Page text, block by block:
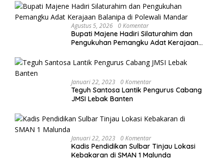
Agustus 5, 2026 0 Komentar
Bupati Majene Hadiri Silaturahim dan
Pengukuhan Pemangku Adat Kerajaan
Januari 22, 2023 0 Komentar
Teguh Santosa Lantik Pengurus Cabang
JMSI Lebak Banten
Januari 22, 2023 0 Komentar
Kadis Pendidikan Sulbar Tinjau Lokasi
Kebakaran di SMAN 1 Malunda